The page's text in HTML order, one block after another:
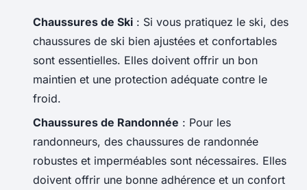
Chaussures de Ski : Si vous pratiquez le ski, des
chaussures de ski bien ajustées et confortables
sont essentielles. Elles doivent offrir un bon
maintien et une protection adéquate contre le
froid.
Chaussures de Randonnée : Pour les
randonneurs, des chaussures de randonnée
robustes et imperméables sont nécessaires. Elles
doivent offrir une bonne adhérence et un confort